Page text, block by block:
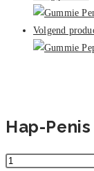
Volgend
Hap-
Hap-